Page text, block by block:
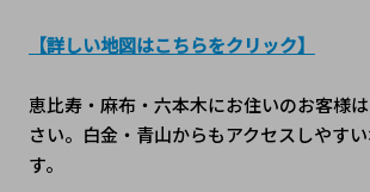
【詳しい地図はこちらをクリック】
恵比寿・麻布・六本木にお住いのお客様
さい。白金・青山からもアクセスしやす
す。